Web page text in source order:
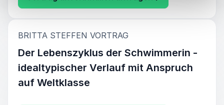
BRITTA STEFFEN VORTRAG
Der Lebenszyklus der Schwimmerin -
idealtypischer Verlauf mit Anspruch
auf Weltklasse